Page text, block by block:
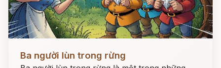
Ba người lùn trong rừng